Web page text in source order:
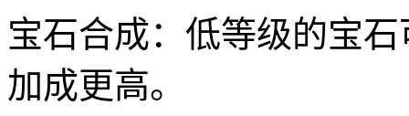
宝石合成：低等级的宝
加成更高。